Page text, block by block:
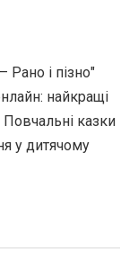
Рано і пізно"
найкращі
Повчальні казки
у дитячому